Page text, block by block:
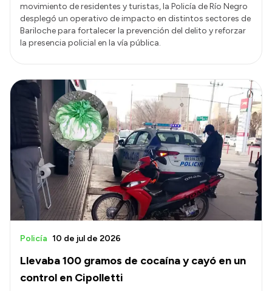
Intranet
Login
movimiento de residentes y turistas, la Policía de Río Negro
desplegó un operativo de impacto en distintos sectores de
Bariloche para fortalecer la prevención del delito y reforzar
la presencia policial en la vía pública.
Llevaba 100 gramos de cocaína y cayó en un
control en Cipolletti
Policía 10 de jul de 2026